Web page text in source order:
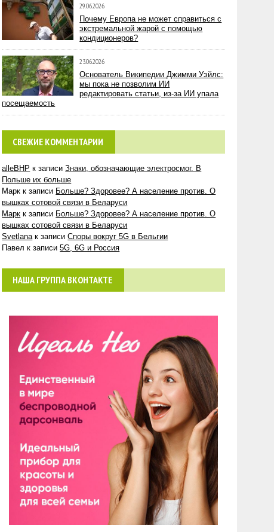
29.06.2026
Почему Европа не может справиться с
экстремальной жарой с помощью
кондиционеров?
23.06.2026
Основатель Википедии Джимми Уэйлс:
мы пока не позволим ИИ
редактировать статьи, из-за ИИ упала
посещаемость
СВЕЖИЕ КОММЕНТАРИИ
alleBHP к записиЗнаки, обозначающие электросмог. В
Польше их больше
Марк к записи Больше? Здоровее? А население против. О
вышках сотовой связи в Беларуси
Марк к записи Больше? Здоровее? А население против. О
вышках сотовой связи в Беларуси
Svetlana к записиСпоры вокруг 5G в Бельгии
Павел к записи5G, 6G и Россия
НАША ГРУППА ВКОНТАКТЕ